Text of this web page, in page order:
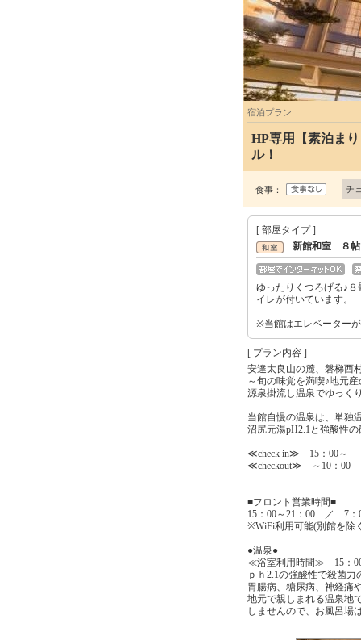
宿泊プラン
HP専用【素泊ま
ル！
食事： チ
[ 部屋タイプ ]
新館和室 ８帖
ゆったりくつろげる♪
イレが付いています。
※当館はエレベーター
[ プラン内容 ]
安達太良山の麓、磐梯西
～旬の味覚を満喫♪地元
源泉掛流し温泉でゆっく
当館自慢の温泉は、単独
沼尻元湯pH2.1と強酸性
≪check in≫ 15：00～
≪checkout≫ ～10：00
■フロント営業時間■
15：00～21：00 ／ 7：
※WiFi利用可能(別館を除
●温泉●
≪浴室利用時間≫ 15：
ｐｈ2.1の強酸性で殺菌
胃腸病、糖尿病、神経痛
地元で親しまれる温泉地
しませんので、お風呂場